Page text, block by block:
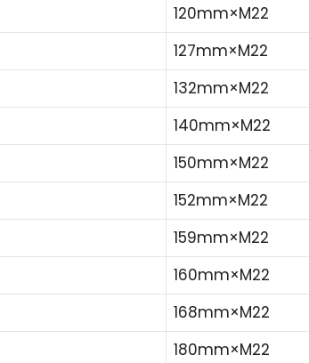
120mm×M22
127mm×M22
132mm×M22
140mm×M22
150mm×M22
152mm×M22
159mm×M22
160mm×M22
168mm×M22
180mm×M22